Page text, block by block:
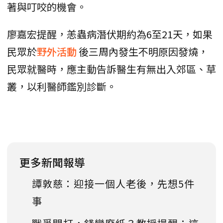
著與叮咬的機會。
廖嘉宏提醒，恙蟲病潛伏期約為6至21天，如果
民眾於野外活動 後三周內發生不明原因發燒，
民眾就醫時，應主動告訴醫生有無出入郊區、草
叢，以利醫師鑑別診斷。
更多新聞報導
譚敦慈：迎接一個人老後，先想5件
事